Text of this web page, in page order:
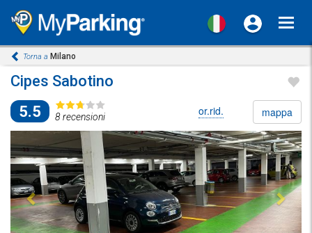
Torna a Milano
Cipes Sabotino
5.5
8 recensioni or.rid. mappa
Previous Next